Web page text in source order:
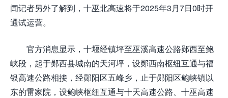
闻记者另外了解到，十巫北高速将于2025年3月7日0时开
通试运营。
官方消息显示，十堰经镇坪至巫溪高速公路郧西至鲍
峡段，起于郧西县城南的天河坪，设郧西南枢纽互通与福
银高速公路相接，经郧阳区五峰乡，止于郧阳区鲍峡镇以
东的雷家院，设鲍峡枢纽互通与十天高速公路、十巫高速